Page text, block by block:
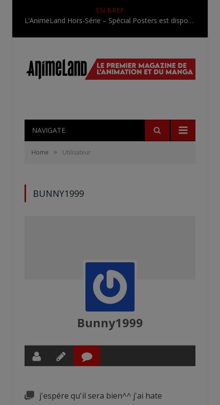
EN BREF
L’AnimeLand Hors-Série – Spécial Posters est disponible !
NAVIGATE
Home » Utilisateur
BUNNY1999
Bunny1999
j'espére qu'il sera bien^^ j'ai hate